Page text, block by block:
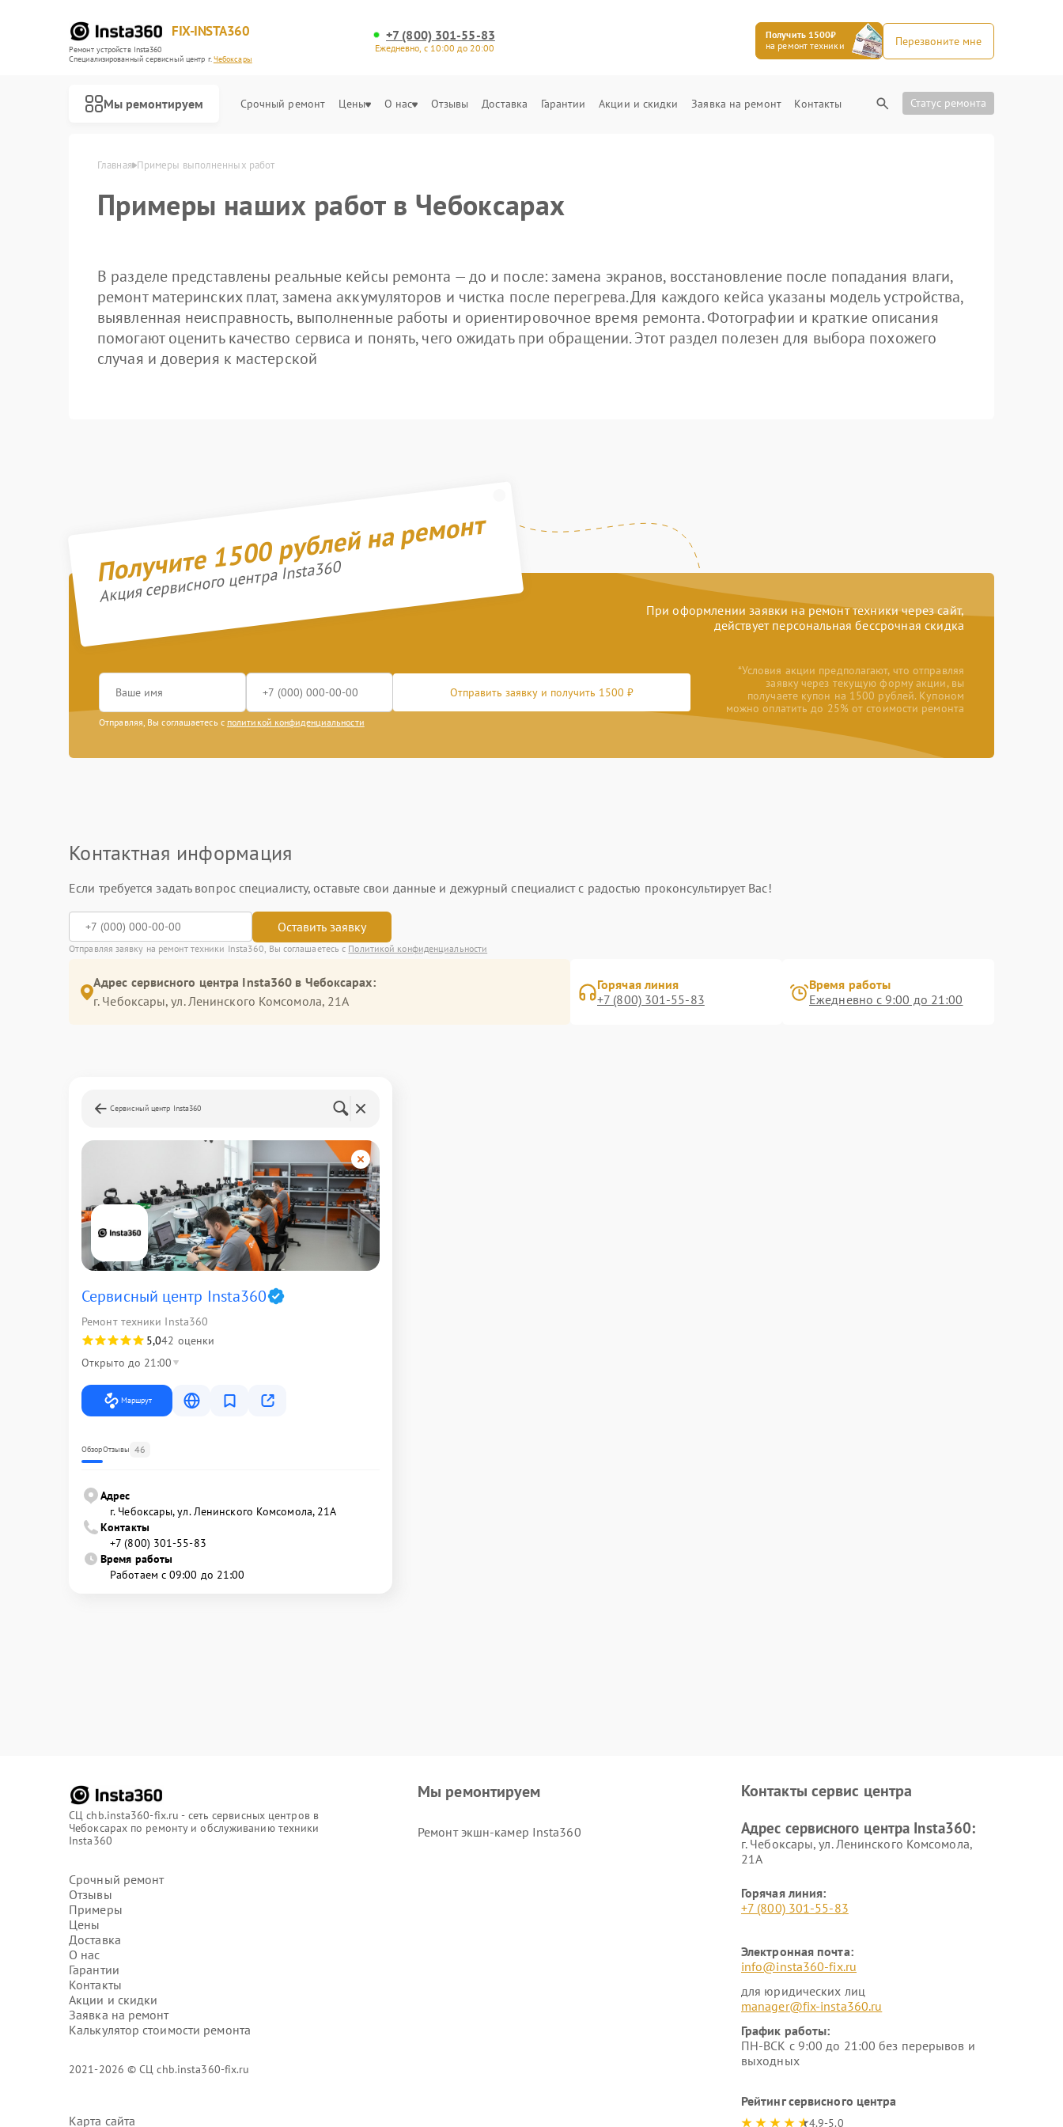
FIX-INSTA360
Ремонт устройств Insta360
Специализированный cервисный центр г.Чебоксары
+7 (800) 301-55-83
Ежедневно, с 10:00 до 20:00
Получить 1500₽
на ремонт техники
Перезвоните мне
Мы ремонтируем Срочный ремонт Цены О нас Отзывы Доставка Гарантии Акции и скидки Заявка на ремонт Контакты Статус ремонта
Главная Примеры выполненных работ
Примеры наших работ в Чебоксарах
В разделе представлены реальные кейсы ремонта — до и после: замена экранов, восстановление после попадания влаги,
ремонт материнских плат, замена аккумуляторов и чистка после перегрева. Для каждого кейса указаны модель устройства,
выявленная неисправность, выполненные работы и ориентировочное время ремонта. Фотографии и краткие описания
помогают оценить качество сервиса и понять, чего ожидать при обращении. Этот раздел полезен для выбора похожего
случая и доверия к мастерской
Получите 1500 рублей на ремонт
Акция сервисного центра Insta360
При оформлении заявки на ремонт техники через сайт,
действует персональная бессрочная скидка
Отправить заявку и получить 1500 ₽
Отправляя, Вы соглашаетесь с политикой конфиденциальности
*Условия акции предполагают, что отправляя
заявку через текущую форму акции, вы
получаете купон на 1500 рублей. Купоном
можно оплатить до 25% от стоимости ремонта
Контактная информация
Если требуется задать вопрос специалисту, оставьте свои данные и дежурный специалист с радостью проконсультирует Вас!
Оставить заявку
Отправляя заявку на ремонт техники Insta360, Вы соглашаетесь с Политикой конфиденциальности
Адрес сервисного центра Insta360 в Чебоксарах:
г. Чебоксары, ул. Ленинского Комсомола, 21А
Горячая линия
+7 (800) 301-55-83
Время работы
Ежедневно с 9:00 до 21:00
Сервисный центр Insta360
Сервисный центр Insta360
Ремонт техники Insta360
5,042 оценки
Открыто до 21:00
Маршрут
ОбзорОтзывы 46
Адрес
г. Чебоксары, ул. Ленинского Комсомола, 21А
Контакты
+7 (800) 301-55-83
Время работы
Работаем с 09:00 до 21:00
СЦ chb.insta360-fix.ru - сеть сервисных центров в
Чебоксарах по ремонту и обслуживанию техники
Insta360
Срочный ремонт
Отзывы
Примеры
Цены
Доставка
О нас
Гарантии
Контакты
Акции и скидки
Заявка на ремонт
Калькулятор стоимости ремонта
2021-2026 © СЦ chb.insta360-fix.ru
Карта сайта
Мы ремонтируем
Ремонт экшн-камер Insta360
Контакты сервис центра
Адрес сервисного центра Insta360:
г. Чебоксары, ул. Ленинского Комсомола,
21А
Горячая линия:
+7 (800) 301-55-83
Электронная почта:
info@insta360-fix.ru
для юридических лиц
manager@fix-insta360.ru
График работы:
ПН-ВСК с 9:00 до 21:00 без перерывов и
выходных
Рейтинг сервисного центра
4.9-5.0